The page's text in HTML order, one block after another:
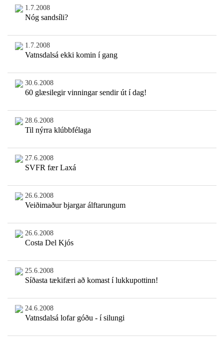
1.7.2008
Nóg sandsíli?
1.7.2008
Vatnsdalsá ekki komin í gang
30.6.2008
60 glæsilegir vinningar sendir út í dag!
28.6.2008
Til nýrra klúbbfélaga
27.6.2008
SVFR fær Laxá
26.6.2008
Veiðimaður bjargar álftarungum
26.6.2008
Costa Del Kjós
25.6.2008
Síðasta tækifæri að komast í lukkupottinn!
24.6.2008
Vatnsdalsá lofar góðu - í silungi